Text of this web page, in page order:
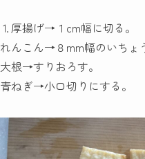
⒈厚揚げ→１cm幅に切る。
れんこん→８mm幅のいちょ
大根→すりおろす。
青ねぎ→小口切りにする。